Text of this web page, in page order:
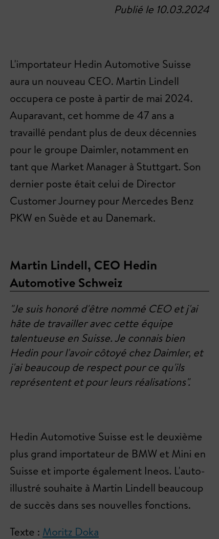
Publié le 10.03.2024
L'importateur Hedin Automotive Suisse
aura un nouveau CEO. Martin Lindell
occupera ce poste à partir de mai 2024.
Auparavant, cet homme de 47 ans a
travaillé pendant plus de deux décennies
pour le groupe Daimler, notamment en
tant que Market Manager à Stuttgart. Son
dernier poste était celui de Director
Customer Journey pour Mercedes Benz
PKW en Suède et au Danemark.
Martin Lindell, CEO Hedin
Automotive Schweiz
"Je suis honoré d'être nommé CEO et j'ai
hâte de travailler avec cette équipe
talentueuse en Suisse. Je connais bien
Hedin pour l'avoir côtoyé chez Daimler, et
j'ai beaucoup de respect pour ce qu'ils
représentent et pour leurs réalisations".
Hedin Automotive Suisse est le deuxième
plus grand importateur de BMW et Mini en
Suisse et importe également Ineos. L'auto-
illustré souhaite à Martin Lindell beaucoup
de succès dans ses nouvelles fonctions.
Texte : Moritz Doka